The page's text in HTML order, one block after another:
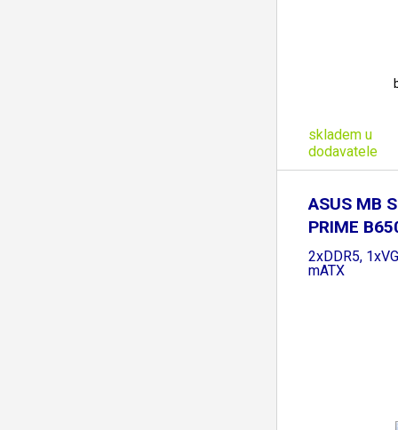
skladem u
dodavatele
ASUS MB
PRIME
B650,
2xDDR5,
mATX